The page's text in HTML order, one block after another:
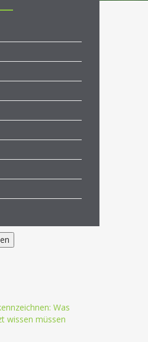
Was
wissen müssen